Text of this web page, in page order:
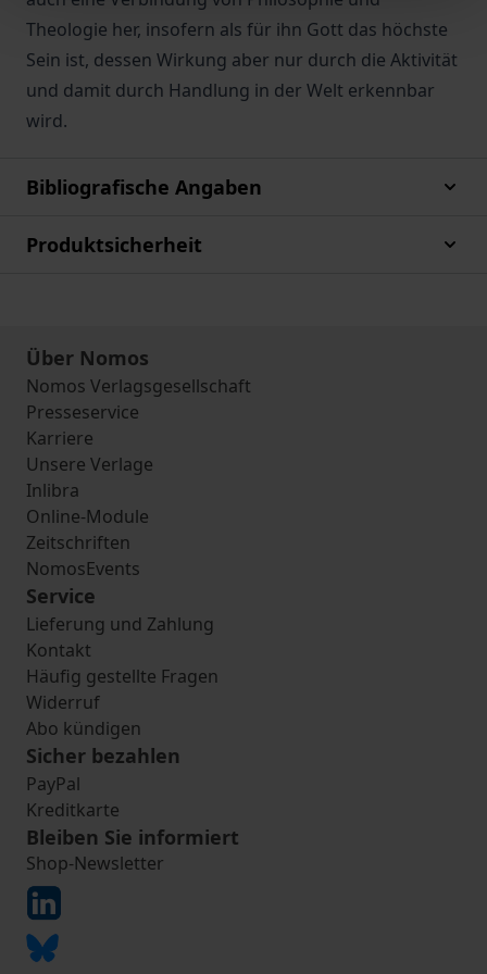
Theologie her, insofern als für ihn Gott das höchste
Sein ist, dessen Wirkung aber nur durch die Aktivität
und damit durch Handlung in der Welt erkennbar
wird.
Bibliografische Angaben
Produktsicherheit
Über Nomos
Nomos Verlagsgesellschaft
Presseservice
Karriere
Unsere Verlage
Inlibra
Online-Module
Zeitschriften
NomosEvents
Service
Lieferung und Zahlung
Kontakt
Häufig gestellte Fragen
Widerruf
Abo kündigen
Sicher bezahlen
PayPal
Kreditkarte
Bleiben Sie informiert
Shop-Newsletter